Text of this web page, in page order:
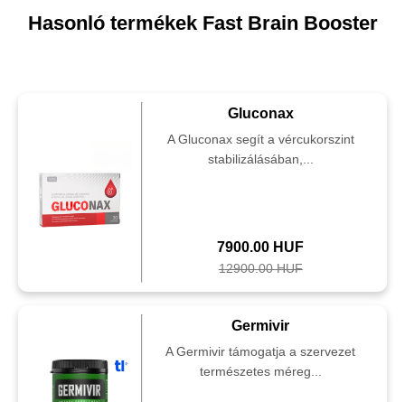
Hasonló termékek Fast Brain Booster
Gluconax
A Gluconax segít a vércukorszint
stabilizálásában,...
7900.00 HUF
12900.00 HUF
Germivir
A Germivir támogatja a szervezet
természetes méreg...